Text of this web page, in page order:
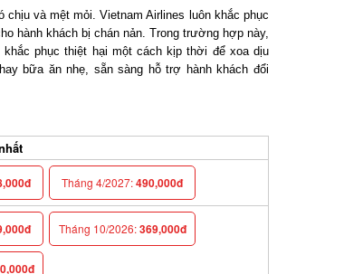
và mệt mỏi. Vietnam Airlines luôn khắc phục
hành khách bị chán nản. Trong trường hợp này,
phục thiệt hại một cách kịp thời để xoa dịu
bữa ăn nhẹ, sẵn sàng hỗ trợ hành khách đổi
Tháng 4/2027:490,000đ
Tháng 10/2026:369,000đ